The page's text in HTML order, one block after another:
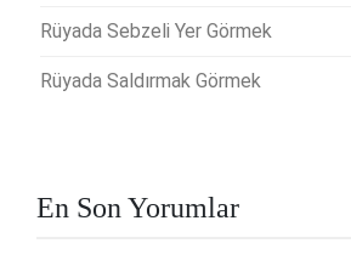
Rüyada Sebzeli Yer Görmek
Rüyada Saldırmak Görmek
En Son Yorumlar